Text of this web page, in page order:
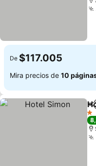
De $117.005
Mira precios de 10
1